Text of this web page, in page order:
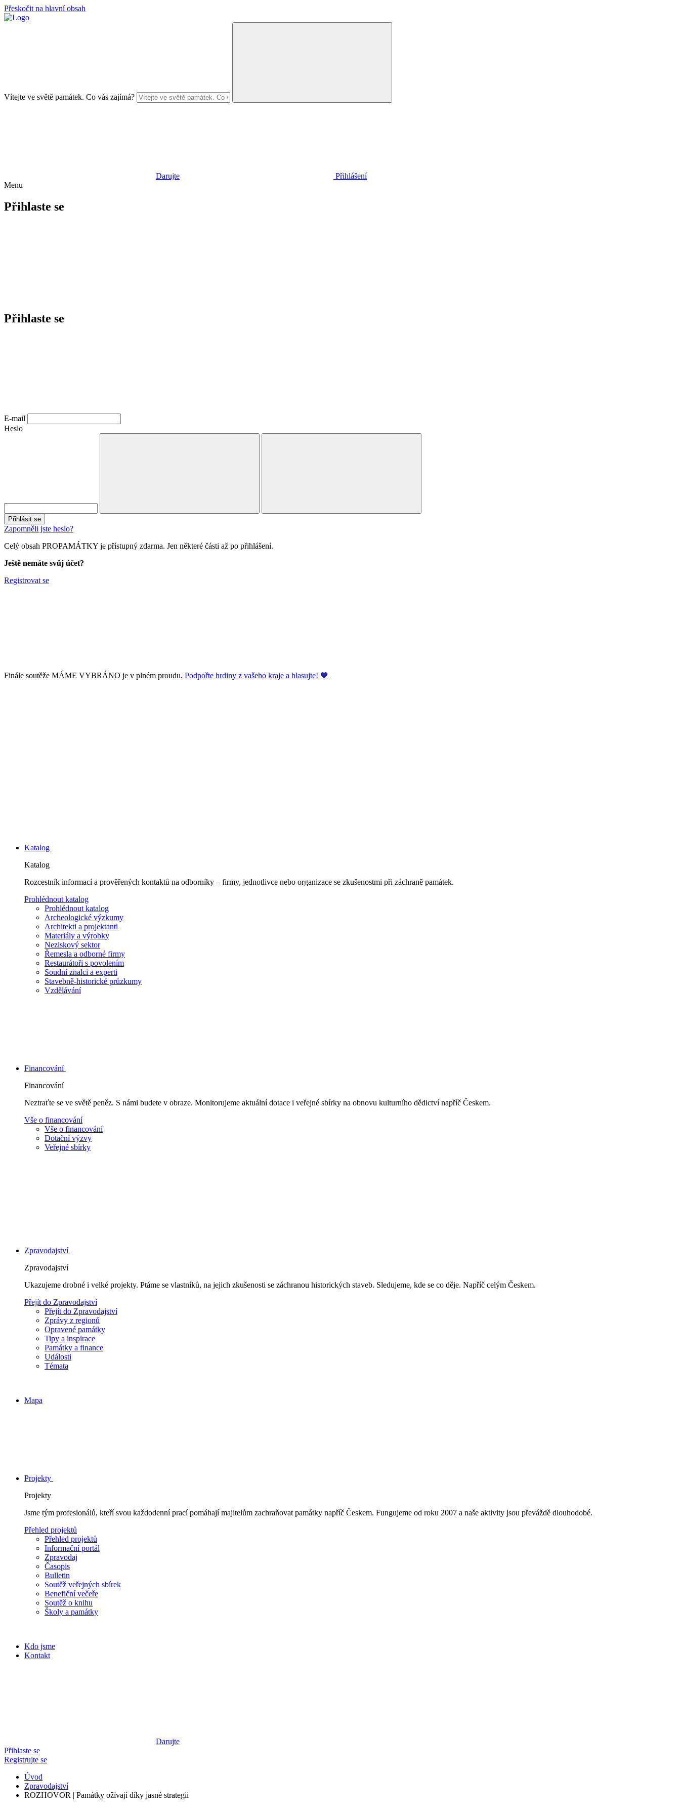
Přeskočit na hlavní obsah
Vítejte ve světě památek. Co vás zajímá?
Darujte
Přihlášení
Menu
Přihlaste se
Přihlaste se
E-mail
Heslo
Přihlásit se
Zapomněli jste heslo?
Celý obsah PROPAMÁTKY je přístupný zdarma. Jen některé části až po přihlášení.
Ještě nemáte svůj účet?
Registrovat se
Finále soutěže MÁME VYBRÁNO je v plném proudu. Podpořte hrdiny z vašeho kraje a hlasujte! 💙
Katalog
Katalog
Rozcestník informací a prověřených kontaktů na odborníky – firmy, jednotlivce nebo organizace se zkušenostmi při záchraně památek.
Prohlédnout katalog
Prohlédnout katalog
Archeologické výzkumy
Architekti a projektanti
Materiály a výrobky
Neziskový sektor
Řemesla a odborné firmy
Restaurátoři s povolením
Soudní znalci a experti
Stavebně-historické průzkumy
Vzdělávání
Financování
Financování
Neztraťte se ve světě peněz. S námi budete v obraze. Monitorujeme aktuální dotace i veřejné sbírky na obnovu kulturního dědictví napříč Českem.
Vše o financování
Vše o financování
Dotační výzvy
Veřejné sbírky
Zpravodajství
Zpravodajství
Ukazujeme drobné i velké projekty. Ptáme se vlastníků, na jejich zkušenosti se záchranou historických staveb. Sledujeme, kde se co děje. Napříč celým Českem.
Přejít do Zpravodajství
Přejít do Zpravodajství
Zprávy z regionů
Opravené památky
Tipy a inspirace
Památky a finance
Události
Témata
Mapa
Projekty
Projekty
Jsme tým profesionálů, kteří svou každodenní prací pomáhají majitelům zachraňovat památky napříč Českem. Fungujeme od roku 2007 a naše aktivity jsou převáždě dlouhodobé.
Přehled projektů
Přehled projektů
Informační portál
Zpravodaj
Časopis
Bulletin
Soutěž veřejných sbírek
Benefiční večeře
Soutěž o knihu
Školy a památky
Kdo jsme
Kontakt
Darujte
Přihlaste se
Registrujte se
Úvod
Zpravodajství
ROZHOVOR | Památky ožívají díky jasné strategii